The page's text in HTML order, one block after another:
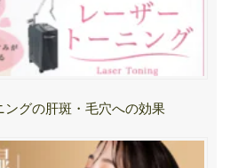
ングの肝斑・毛穴への効果